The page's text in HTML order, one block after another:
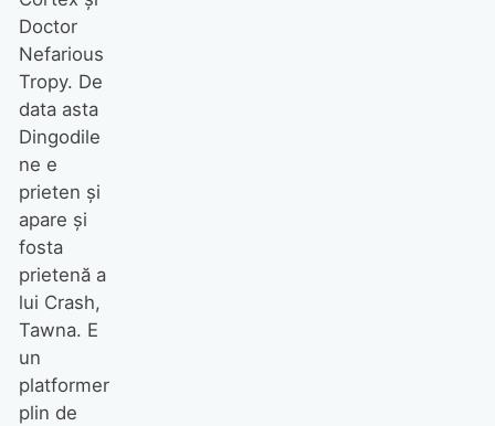
Doctor
Nefarious
Tropy. De
data asta
Dingodile
ne e
prieten şi
apare şi
fosta
prietenă a
lui Crash,
Tawna. E
un
platformer
plin de